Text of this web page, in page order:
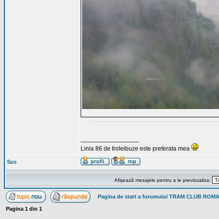
Linia 86 de troleibuze este preferata mea
Sus
Afişează mesajele pentru a le previzualiza:
Pagina de start a forumului TRAM CLUB
Pagina 1 din 1